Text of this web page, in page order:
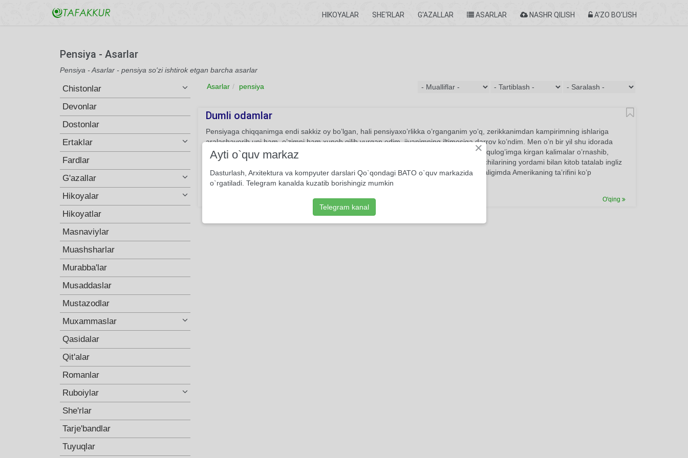
HIKOYALAR SHE'RLAR G'AZALLAR ASARLAR NASHR QILISH A'ZO BO'LISH
Pensiya - Asarlar
Pensiya - Asarlar - pensiya so'zi ishtirok etgan barcha asarlar
Chistonlar
Devonlar
Dostonlar
Ertaklar
Fardlar
G'azallar
Hikoyalar
Hikoyatlar
Masnaviylar
Muashsharlar
Murabba'lar
Musaddaslar
Mustazodlar
Muxammaslar
Qasidalar
Qit'alar
Romanlar
Ruboiylar
She'rlar
Tarje'bandlar
Tuyuqlar
Asarlar pensiya
Dumli odamlar
Pensiyaga chiqqanimga endi sakkiz oy bo’lgan, hali pensiyaxo’rlikka o’rganganim yo’q, zerikkanimdan kampirimning ishlariga
aralashaverib uni ham, o’zimni ham xunob qilib yurgan edim, jiyanimning iltimosiga darrov ko’ndim. Men o’n bir yil shu idorada
kichik bir lavozimda turib, pensiyaga shu yerdan chiqqanman. Shu o’n bir yil davomida qulog’imga kirgan kalimalar o’rnashib,
undan bir so’z, bundan bir so’z cho’qib, tilga havas paydo qilganimda esa idora xizmatchilarining yordami bilan kitob tatalab ingliz
tilini uncha-muncha bilib oldim. Ingliz tiliga moyil bo’lganim, albatta, tasodifiy emas, bolaligimda Amerikaning ta’rifini ko’p
eshitganman: ana osmonteshar imoratlaru, ana osma ko’chalaru…
Abdulla Qahhor O'qing
×
Ayti o`quv markaz
Dasturlash, Arxitektura va kompyuter darslari Qo`qondagi BATO o`quv markazida
o`rgatiladi. Telegram kanalda kuzatib borishingiz mumkin
Telegram kanal